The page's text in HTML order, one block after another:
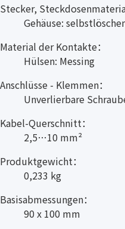
Stecker,
Gehäuse:
Material der Kontakte：
Hülsen: Messing
Anschlüsse - Klemmen：
Unverlierbare
Kabel-Querschnitt：
2,5…10 mm²
Produktgewicht：
0,233 kg
Basisabmessungen：
90 x 100 mm